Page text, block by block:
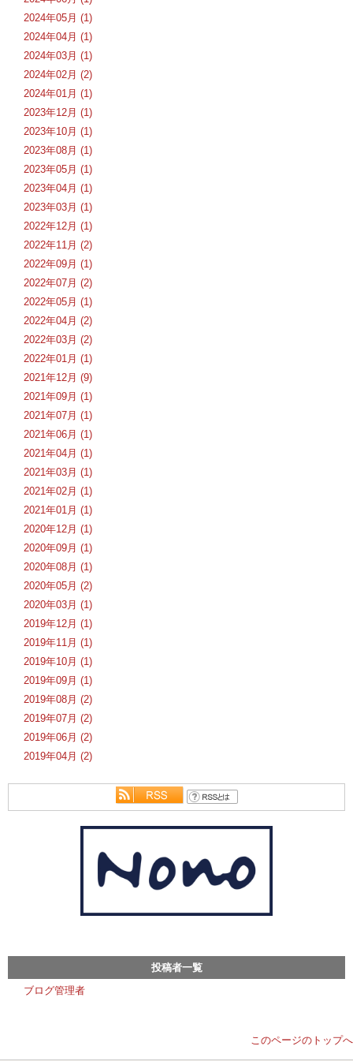
2024年05月 (1)
2024年04月 (1)
2024年03月 (1)
2024年02月 (2)
2024年01月 (1)
2023年12月 (1)
2023年10月 (1)
2023年08月 (1)
2023年05月 (1)
2023年04月 (1)
2023年03月 (1)
2022年12月 (1)
2022年11月 (2)
2022年09月 (1)
2022年07月 (2)
2022年05月 (1)
2022年04月 (2)
2022年03月 (2)
2022年01月 (1)
2021年12月 (9)
2021年09月 (1)
2021年07月 (1)
2021年06月 (1)
2021年04月 (1)
2021年03月 (1)
2021年02月 (1)
2021年01月 (1)
2020年12月 (1)
2020年09月 (1)
2020年08月 (1)
2020年05月 (2)
2020年03月 (1)
2019年12月 (1)
2019年11月 (1)
2019年10月 (1)
2019年09月 (1)
2019年08月 (2)
2019年07月 (2)
2019年06月 (2)
2019年04月 (2)
投稿者一覧
ブログ管理者
このページのトップへ